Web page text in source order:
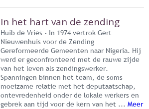
In het hart van de zending
Huib de Vries - In 1974 vertrok Gert
Nieuwenhuis voor de Zending
Gereformeerde Gemeenten naar Nigeria. Hij
werd er geconfronteerd met de rauwe zijde
van het leven als zendingswerker.
Spanningen binnen het team, de soms
moeizame relatie met het deputaatschap,
ontevredenheid onder de lokale werkers en
gebrek aan tijd voor de kern van het ... Meer